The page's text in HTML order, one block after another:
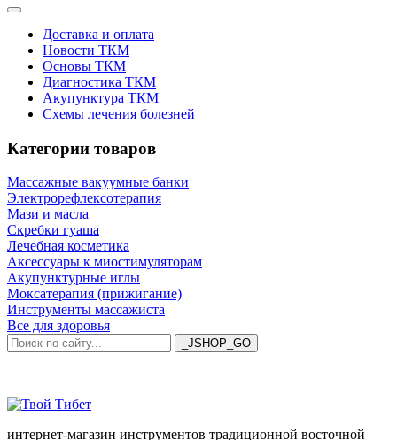
Доставка и оплата
Новости ТКМ
Основы ТКМ
Диагностика ТКМ
Акупунктура ТКМ
Схемы лечения болезней
Категории товаров
Массажные вакуумные банки
Электрорефлексотерапия
Мази и масла
Скребки гуаша
Лечебная косметика
Аксессуары к миостимуляторам
Акупунктурные иглы
Моксатерапия (прижигание)
Инструменты массажиста
Все для здоровья
интернет-магазин инструментов традиционной восточной